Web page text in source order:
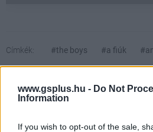
www.gsplus.hu - Do Not
Information
If you wish to opt-out of the sale,
Címkék: #the boys #a fiúk
#kritika
#gstv